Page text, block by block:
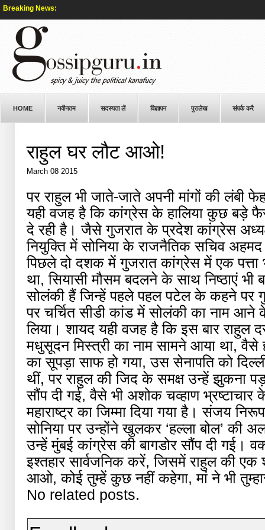
Breaking News:
HOME नवीनतम सदस्यता लें विज्ञापन पुरालेख संपर्क करै
राहुल घर लौट आओ!
March 08 2015
पर राहुल भी जाते-जाते अपनी मांगों की लंबी
यही वजह है कि कांग्रेस के हालिया कुछ बड़े
दे रही है। जैसे गुजरात के प्रदेश कांग्रेस
नियुक्ति में सोनिया के राजनैतिक सचिव
पिछले दो दशक में गुजरात कांग्रेस में एक
था, सियासी मौसम बदलने के साथ निष्ठाएं
सोलंकी हैं जिन्हें पहले पहल पटेल के कहने पर
पर चर्चित सीडी कांड में सोलंकी का नाम
लिया। शायद यही वजह है कि इस बार राहुल
मधुसूदन मिस्त्री का नाम सामने आया था, वैसे
का सूपड़ा साफ हो गया, उस सेनापति को
थीं, पर राहुल की जिद के समक्ष उन्हें झुकना
सौंप दी गई, वैसे भी अशोक चव्हाण
महाराष्ट्र का जिम्मा दिया गया है। संजय
सोनिया पर उन्होंने खुलकर ‘हल्ला बोल’ की
उन्हें मुंबई कांग्रेस की बागडोर सौंप दी गई।
इश्तहार सार्वजनिक करें, जिसमें राहुल की एक
आओ, कोई तुम्हें कुछ नहीं कहेगा, मां ने भी
No related posts.